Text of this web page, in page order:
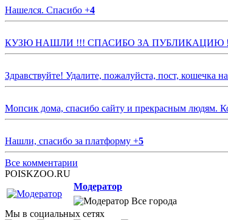
Нашелся. Спасибо +4
КУЗЮ НАШЛИ !!! СПАСИБО ЗА ПУБЛИКАЦИЮ
Здравствуйте! Удалите, пожалуйста, пост, кошечка
Мопсик дома, спасибо сайту и прекрасным людям.
Нашли, спасибо за платформу +5
Все комментарии
POISKZOO.RU
Модератор
Все города
Мы в социальных сетях